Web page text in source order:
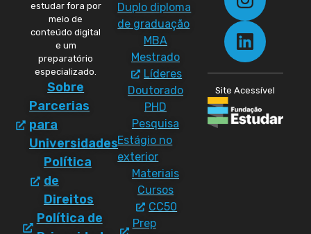
estudar fora por
meio de
conteúdo digital
e um
preparatório
especializado.
Sobre
Parcerias
para
Universidades
Política
de
Direitos
Política de
Duplo diploma
de graduação
MBA
Mestrado
Líderes
Doutorado
PHD
Pesquisa
Estágio no
exterior
Materiais
Cursos
CC50
Prep
Site Acessível